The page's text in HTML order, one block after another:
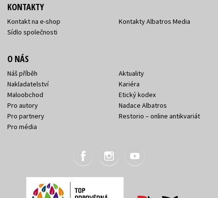
KONTAKTY
Kontakt na e-shop
Sídlo společnosti
Kontakty Albatros Media
O NÁS
Náš příběh
Nakladatelství
Maloobchod
Pro autory
Pro partnery
Pro média
Aktuality
Kariéra
Etický kodex
Nadace Albatros
Restorio – online antikvariát